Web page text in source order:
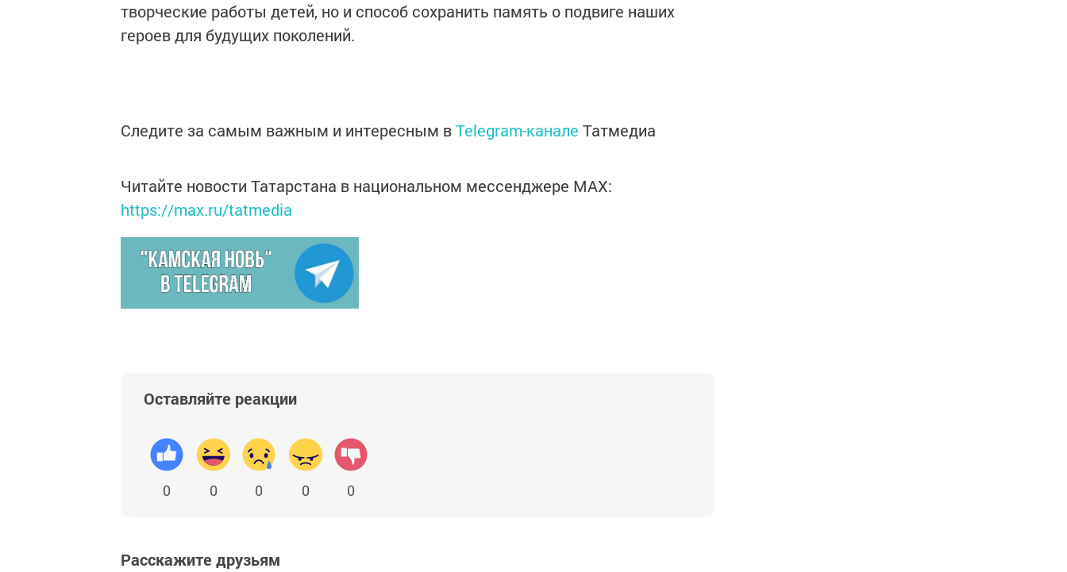
творческие работы детей, но и способ сохранить память о подвиге наших
героев для будущих поколений.
Следите за самым важным и интересным вTelegram-канале Татмедиа
Читайте новости Татарстана в национальном мессенджере MАХ:
https://max.ru/tatmedia
Оставляйте реакции
0 0 0 0 0
Расскажите друзьям